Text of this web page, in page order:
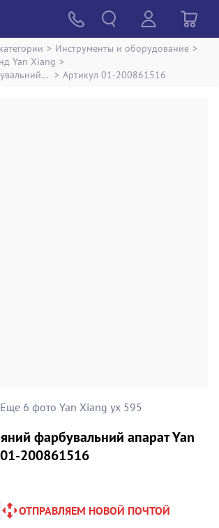
> Инструменты и оборудование >
Yan Xiang >
Безповітряний фарбувальний апарат Yan Xiang yx 595 > Артикул 01-200861516
Еще 6 фото Yan Xiang yx 595
фарбувальний апарат Yan
200861516
ОТПРАВЛЯЕМ НОВОЙ ПОЧТОЙ